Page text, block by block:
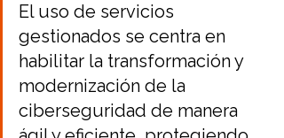
El uso de servicios
gestionados se centra en
habilitar la transformación y
modernización de la
ciberseguridad de manera